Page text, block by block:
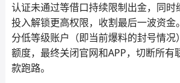
认证未通过等借口持续限制出金，同时
投入解锁更高权限，收割最后一波资金
分低等级账户（即当前爆料的封号情况
额度，最终关闭官网和APP，切断所有
款跑路。